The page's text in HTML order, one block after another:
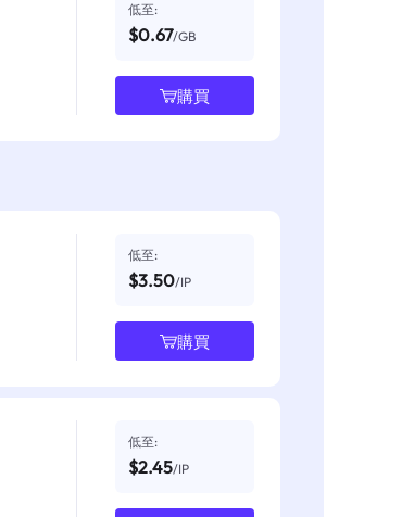
低至:
$0.67/GB
購買
低至:
$3.50/IP
購買
低至:
$2.45/IP